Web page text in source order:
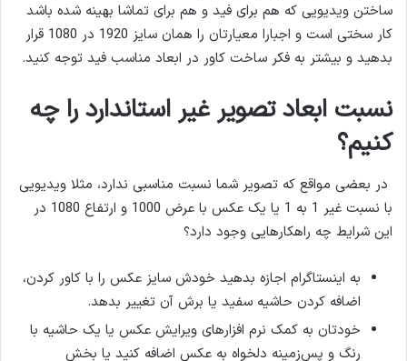
ساختن ویدیویی که هم برای فید و هم برای تماشا بهینه شده باشد
کار سختی است و اجبارا معیارتان را همان سایز 1920 در 1080 قرار
بدهید و بیشتر به فکر ساخت کاور در ابعاد مناسب فید توجه کنید.
نسبت ابعاد تصویر غیر استاندارد را چه
کنیم؟
در بعضی مواقع که تصویر شما نسبت مناسبی ندارد، مثلا ویدیویی
با نسبت غیر 1 به 1 یا یک عکس با عرض 1000 و ارتفاع 1080 در
این شرایط چه راهکارهایی وجود دارد؟
به اینستاگرام اجازه بدهید خودش سایز عکس را با کاور کردن،
اضافه کردن حاشیه سفید یا برش آن تغییر بدهد.
خودتان به کمک نرم افزارهای ویرایش عکس یا یک حاشیه با
رنگ و پس‌زمینه دلخواه به عکس اضافه کنید یا بخش